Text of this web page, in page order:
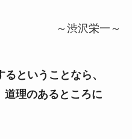
～渋沢栄一～
ということなら、
道理のあるところに